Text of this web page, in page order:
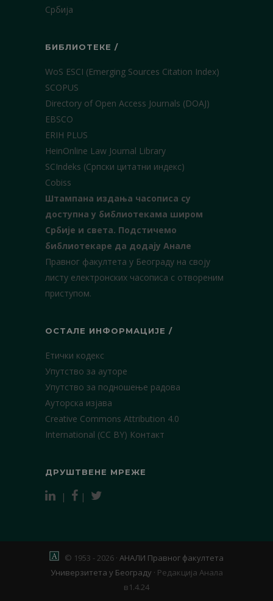
Србија
БИБЛИОТЕКЕ /
WoS ESCI (Emerging Sources Citation Index)
SCOPUS
Directory of Open Access Journals (DOAJ)
EBSCO
ERIH PLUS
HeinOnline Law Journal Library
SCIndeks (Српски цитатни индекс)
Cobiss
Штампана издања часописа су
доступна у библиотекама широм
Србије и света. Подстичемо
библиотекаре да додају Анале
Правног факултета у Београду на своју
листу електронских часописа с отвореним
приступом.
ОСТАЛЕ ИНФОРМАЦИЈЕ /
Етички кодекс
Упутство за ауторе
Упутство за подношење радова
Ауторска изјава
Creative Commons Attribution 4.0
International (CC BY) Контакт
ДРУШТВЕНЕ МРЕЖЕ
| |
© 1953 - 2026 · АНАЛИ Правног факултета
Универзитета у Београду · Редакција Анала
в1.4.24